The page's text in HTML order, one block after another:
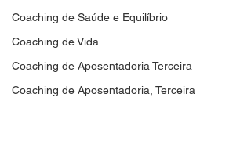
Coaching de Saúde e Equilíbrio
Coaching de Vida
Coaching de Aposentadoria Terceira
Coaching de Aposentadoria, Terceira